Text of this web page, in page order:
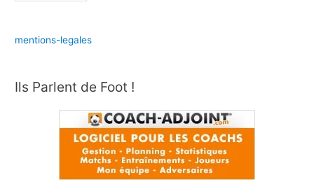
mentions-legales
Ils Parlent de Foot !